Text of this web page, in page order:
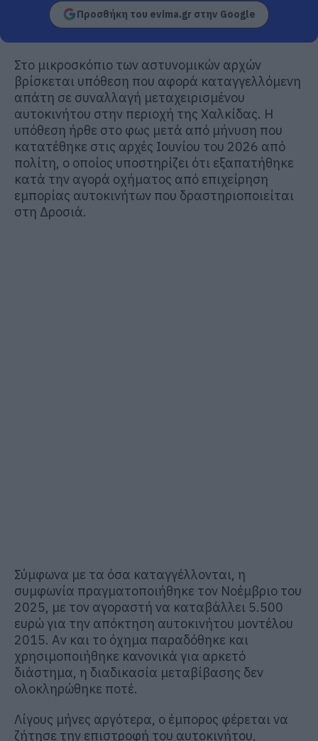
Προσθήκη του evima.gr στην Google
Στο μικροσκόπιο των αστυνομικών αρχών
βρίσκεται υπόθεση που αφορά καταγγελλόμενη
απάτη σε συναλλαγή μεταχειρισμένου
αυτοκινήτου στην περιοχή της Χαλκίδας. Η
υπόθεση ήρθε στο φως μετά από μήνυση που
κατατέθηκε στις αρχές Ιουνίου του 2026 από
πολίτη, ο οποίος υποστηρίζει ότι εξαπατήθηκε
κατά την αγορά οχήματος από επιχείρηση
εμπορίας αυτοκινήτων που δραστηριοποιείται
στη Δροσιά.
Σύμφωνα με τα όσα καταγγέλλονται, η
συμφωνία πραγματοποιήθηκε τον Νοέμβριο του
2025, με τον αγοραστή να καταβάλλει 5.500
ευρώ για την απόκτηση αυτοκινήτου μοντέλου
2015. Αν και το όχημα παραδόθηκε και
χρησιμοποιήθηκε κανονικά για αρκετό
διάστημα, η διαδικασία μεταβίβασης δεν
ολοκληρώθηκε ποτέ.
Λίγους μήνες αργότερα, ο έμπορος φέρεται να
ζήτησε την επιστροφή του αυτοκινήτου,